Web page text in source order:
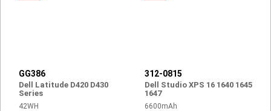
GG386
Dell Latitude D420 D430
Series
42WH
312-0815
Dell Studio XPS 16 1640 1645
1647
6600mAh